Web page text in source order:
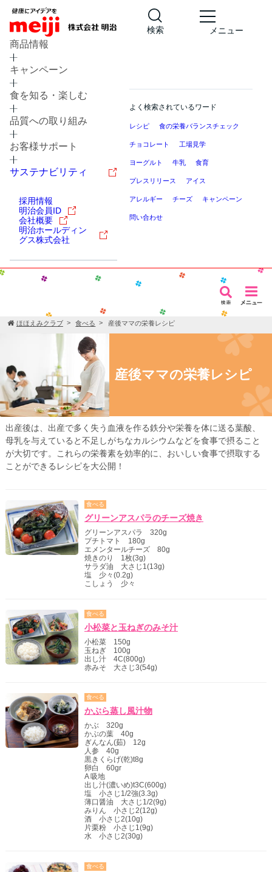
検索 メニュー
商品情報
キャンペーン
食を知る・楽しむ
品質への取り組み
お客様サポート
サステナビリティ
採用情報
明治会員ID
会社概要
明治ホールディン
グス株式会社
よく検索されているワード
レシピ 食の栄養バランスチェック
チョコレート 工場見学
ヨーグルト 牛乳 食育
プレスリリース アイス
アレルギー チーズ キャンペーン
問い合わせ
ほほえみクラブ 食べる 産後ママの栄養レシピ
産後ママの栄養レシピ
出産後は、出産で多く失う血液を作る鉄分や栄養を体に送る葉酸、
母乳を与えていると不足しがちなカルシウムなどを食事で摂ること
が大切です。これらの栄養素を効率的に、おいしい食事で摂取する
ことができるレシピを大公開！
食べる
グリーンアスパラのチーズ焼き
グリーンアスパラ 320g
プチトマト 180g
エメンタールチーズ 80g
焼きのり 1枚(3g)
サラダ油 大さじ1(13g)
塩 少々(0.2g)
こしょう 少々
食べる
小松菜と玉ねぎのみそ汁
小松菜 150g
玉ねぎ 100g
出し汁 4C(800g)
赤みそ 大さじ3(54g)
食べる
かぶら蒸し風汁物
かぶ 320g
かぶの葉 40g
ぎんなん(茹) 12g
人参 40g
黒きくらげ(乾)t8g
卵白 60gr
A 吸地
出し汁(濃いめ)t3C(600g)
塩 小さじ1/2強(3.3g)
薄口醤油 大さじ1/2(9g)
みりん 小さじ2(12g)
酒 小さじ2(10g)
片栗粉 小さじ1(9g)
水 小さじ2(30g)
食べる